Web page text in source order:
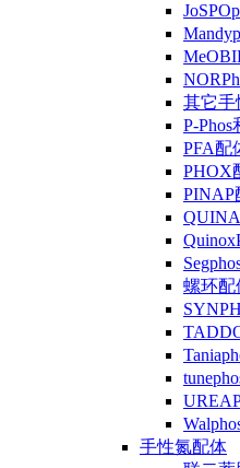
其它手
P-Phos
PFA配
PHOX
PINAP
螺环配
手性氮配体